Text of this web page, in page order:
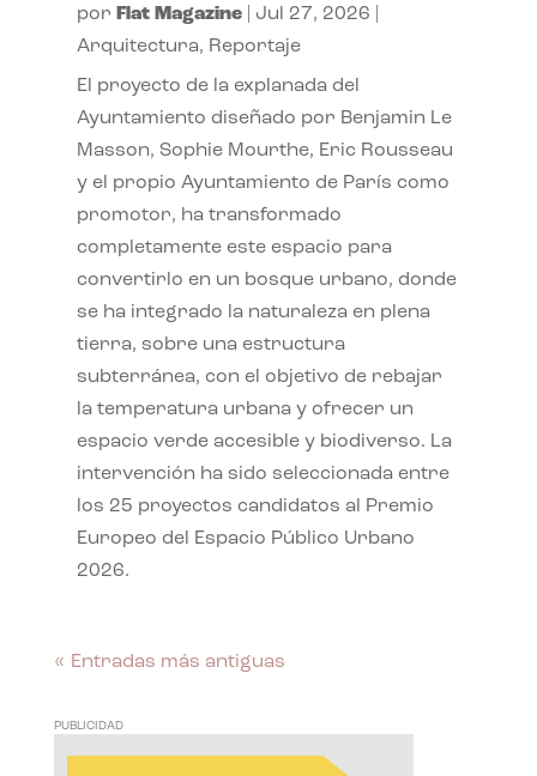
por Flat Magazine| Jul 27, 2026
Arquitectura, Reportaje
El proyecto de la explanada del
Ayuntamiento diseñado por Benjamin Le
Masson, Sophie Mourthe, Eric Rousseau
y el propio Ayuntamiento de París como
promotor, ha transformado
completamente este espacio para
convertirlo en un bosque urbano, donde
se ha integrado la naturaleza en plena
tierra, sobre una estructura
subterránea, con el objetivo de rebajar
la temperatura urbana y ofrecer un
espacio verde accesible y biodiverso. La
intervención ha sido seleccionada entre
los 25 proyectos candidatos al Premio
Europeo del Espacio Público Urbano
2026.
« Entradas más antiguas
PUBLICIDAD